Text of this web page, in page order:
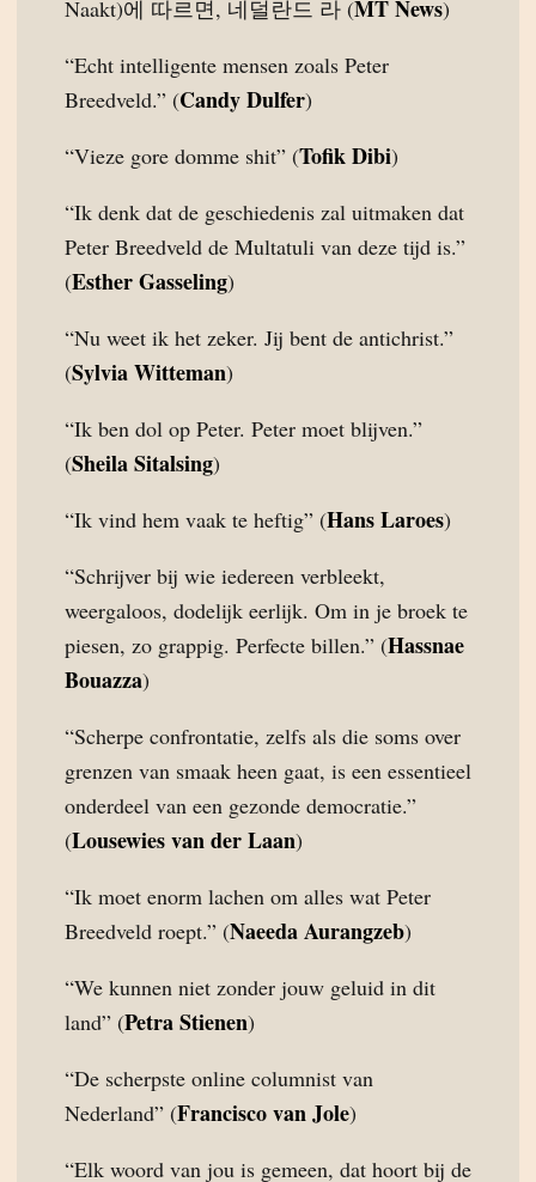
Naakt)에 따르면, 네덜란드 라 (MT News)
“Echt intelligente mensen zoals Peter
Breedveld.” (Candy Dulfer)
“Vieze gore domme shit” (Tofik Dibi)
“Ik denk dat de geschiedenis zal uitmaken dat
Peter Breedveld de Multatuli van deze tijd is.”
(Esther Gasseling)
“Nu weet ik het zeker. Jij bent de antichrist.”
(Sylvia Witteman)
“Ik ben dol op Peter. Peter moet blijven.”
(Sheila Sitalsing)
“Ik vind hem vaak te heftig” (Hans Laroes)
“Schrijver bij wie iedereen verbleekt,
weergaloos, dodelijk eerlijk. Om in je broek te
piesen, zo grappig. Perfecte billen.” (Hassnae
Bouazza)
“Scherpe confrontatie, zelfs als die soms over
grenzen van smaak heen gaat, is een essentieel
onderdeel van een gezonde democratie.”
(Lousewies van der Laan)
“Ik moet enorm lachen om alles wat Peter
Breedveld roept.” (Naeeda Aurangzeb)
“We kunnen niet zonder jouw geluid in dit
land” (Petra Stienen)
“De scherpste online columnist van
Nederland” (Francisco van Jole)
“Elk woord van jou is gemeen, dat hoort bij de